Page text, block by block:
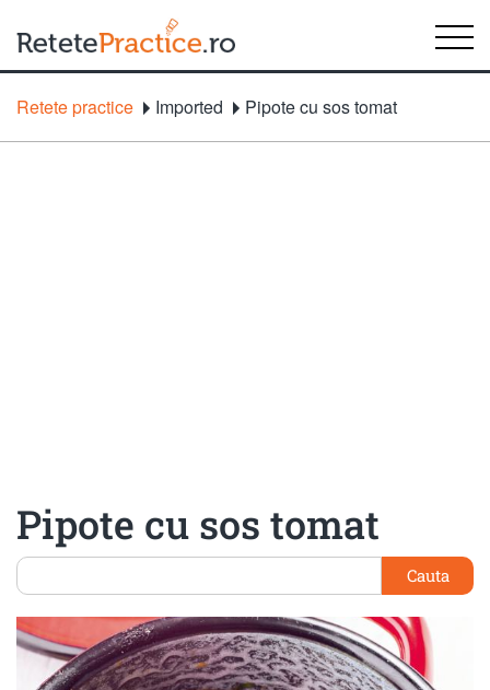
Retete practice Imported Pipote cu sos tomat
Pipote cu sos tomat
Cauta